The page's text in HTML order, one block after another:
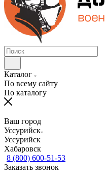
Каталог
По всему сайту
По каталогу
Ваш город
Уссурийск
Уссурийск
Хабаровск
8 (800) 600-51-53
Заказать звонок